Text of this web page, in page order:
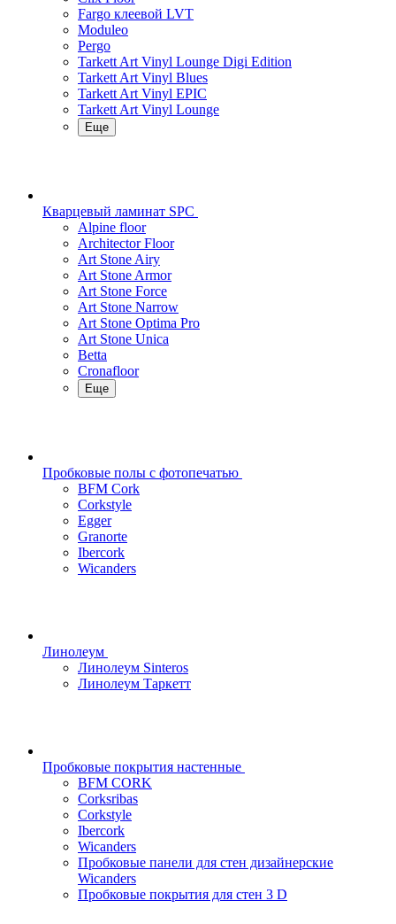
Fargo клеевой LVT
Moduleo
Pergo
Tarkett Art Vinyl Lounge Digi Edition
Tarkett Art Vinyl Blues
Tarkett Art Vinyl EPIC
Tarkett Art Vinyl Lounge
Еще
Кварцевый ламинат SPC
Alpine floor
Architector Floor
Art Stone Airy
Art Stone Armor
Art Stone Force
Art Stone Narrow
Art Stone Optima Pro
Art Stone Unica
Betta
Cronafloor
Еще
Пробковые полы с фотопечатью
BFM Cork
Corkstyle
Egger
Granorte
Ibercork
Wicanders
Линолеум
Линолеум Sinteros
Линолеум Таркетт
Пробковые покрытия настенные
BFM CORK
Corksribas
Corkstyle
Ibercork
Wicanders
Пробковые панели для стен дизайнерские
Wicanders
Пробковые покрытия для стен 3 D